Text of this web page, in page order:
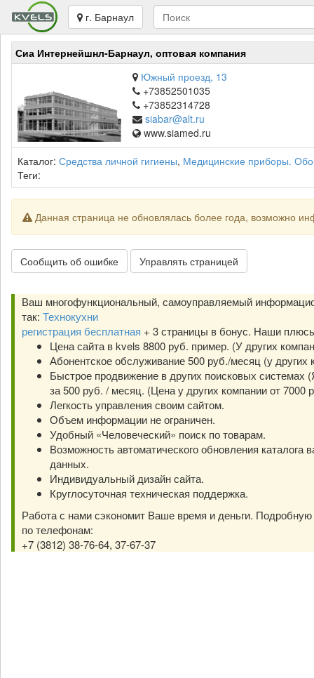
г. Барнаул
Сиа Интернейшнл-Барнаул, оптовая компания
Южный проезд, 13
+73852501035
+73852314728
siabar@alt.ru
www.siamed.ru
Каталог: Средства личной гигиены, Медицинские приборы.
Теги:
Данная страница не обновлялась более года, возможно
Сообщить об ошибке Управлять страницей
Ваш многофункциональный, самоуправляемый
так: Технокухни
регистрация бесплатная + 3 страницы в бонус. Наши
Цена сайта в kvels 8800 руб. пример. (У других
Абонентское обслуживание 500 руб./месяц (у других
Быстрое продвижение в других поисковых системах
за 500 руб. / месяц. (Цена у других компании от 7000
Легкость управления своим сайтом.
Объем информации не ограничен.
Удобный «Человеческий» поиск по товарам.
Возможность автоматического обновления каталога
данных.
Индивидуальный дизайн сайта.
Круглосуточная техническая поддержка.
Работа с нами сэкономит Ваше время и деньги.
по телефонам:
+7 (3812) 38-76-64, 37-67-37